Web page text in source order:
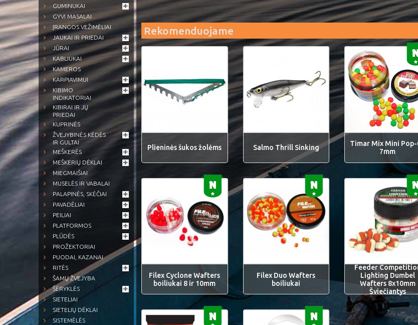
GUMINUKAI
GYVI MASALAI
ĮRANGOS VEŽIMĖLIAI
JAUKAI IR PRIEDAI
JŪRAI
KABLIUKAI
KAMEROS
KARPIAVIMUI
KIBIMO
INDIKATORIAI
KIBIRAI IR JŲ
PRIEDAI
KUPRINĖS
ŽVEJYBINĖS KĖDĖS
IR GULTAI
MEŠKERĖS
MEŠKERIŲ DĖKLAI
MIEGMAIŠIAI
MUSELĖS IR VABALAI
PALAPINĖS, SKĖČIAI
PAVADĖLIAI
PEILIAI
PLATFORMOS
PLŪDĖS
PROŽEKTORIAI
PUODAI, KAZANAI
RITĖS
ŠAMŲ ŽVEJYBA
ŠĖRYKLĖS
SIETELIAI
SIETELIŲ DĖKLAI
SISTEMĖLĖS
Rekomenduojame
Plieninės šukos žolėms Salmo Thrill Sinking
Timar Mix Mini
7mm
Filex Cyclone Wafters
boiliukai 8 ir 10mm
Filex Duo Wafters
boiliukai
Feeder
Lighting Dumbel
Wafters 8x10mm
Šviečiantys